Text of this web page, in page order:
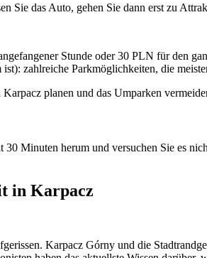
Sie das Auto, gehen Sie dann erst zu
Stunde oder 30 PLN für den
zahlreiche Parkmöglichkeiten, die
planen und das Umparken
Minuten herum und versuchen Sie es
in Karpacz
Karpacz Górny und die